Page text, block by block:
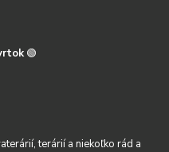
🟢
terárií a niekoľko rád a